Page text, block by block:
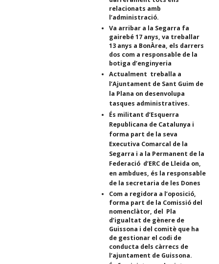
relacionats amb
l’administració.
Va arribar a la Segarra fa
gairebé 17 anys, va treballar
13 anys a BonÀrea, els darrers
dos com a responsable de la
botiga d’enginyeria
Actualment treballa a
l’Ajuntament de Sant Guim de
la Plana on desenvolupa
tasques administratives.
És militant d’Esquerra
Republicana de Catalunya i
forma part de la seva
Executiva Comarcal de la
Segarra i a la Permanent de la
Federació d’ERC de Lleida on,
en ambdues, és la responsable
de la secretaria de les Dones
Com a regidora a l’oposició,
forma part de la Comissió del
nomenclàtor, del Pla
d’igualtat de gènere de
Guissona i del comitè que ha
de gestionar el codi de
conducta dels càrrecs de
l’ajuntament de Guissona.